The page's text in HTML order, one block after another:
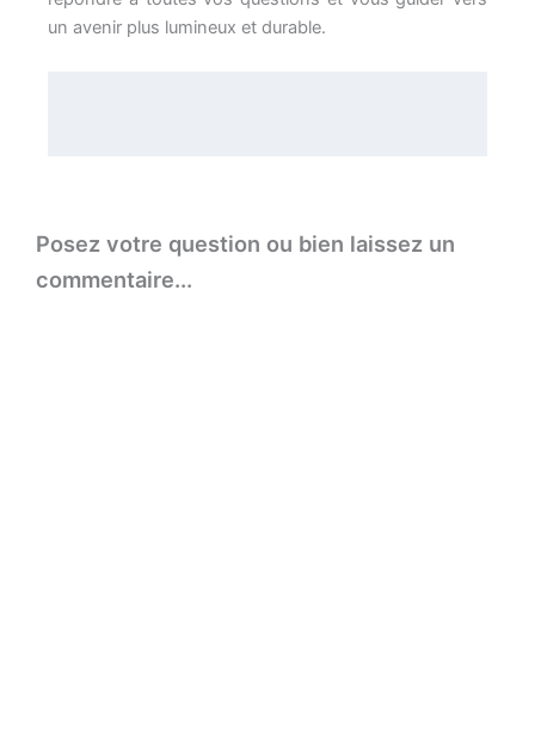
un avenir plus lumineux et durable.
Posez votre question ou bien laissez un
commentaire...